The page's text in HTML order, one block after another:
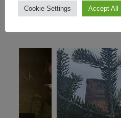
Cookie Settings Accept All